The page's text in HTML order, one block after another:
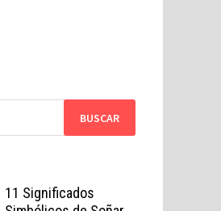
11 Significados